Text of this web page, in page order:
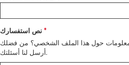
نص استفسارك
حول هذا الملف الشخصي؟ من فضلك
أرسل لنا أسئلتك.